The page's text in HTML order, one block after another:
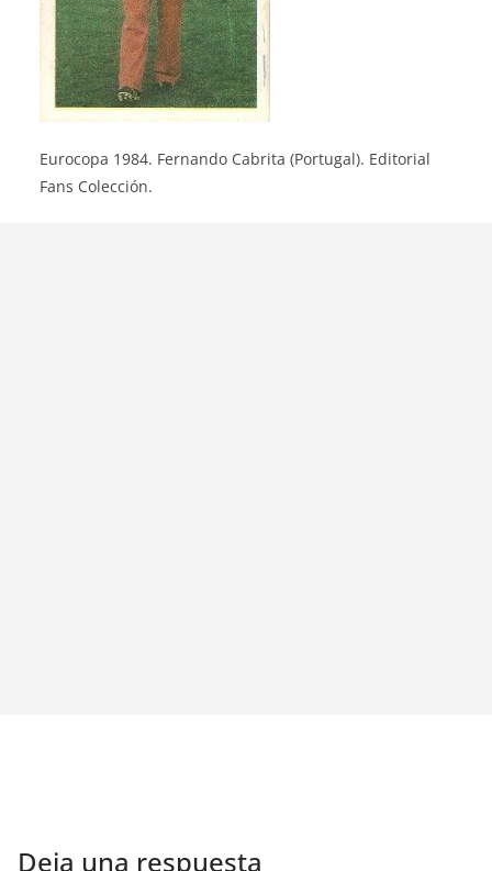
Eurocopa 1984. Fernando Cabrita (Portugal). Editorial
Fans Colección.
Deja una respuesta